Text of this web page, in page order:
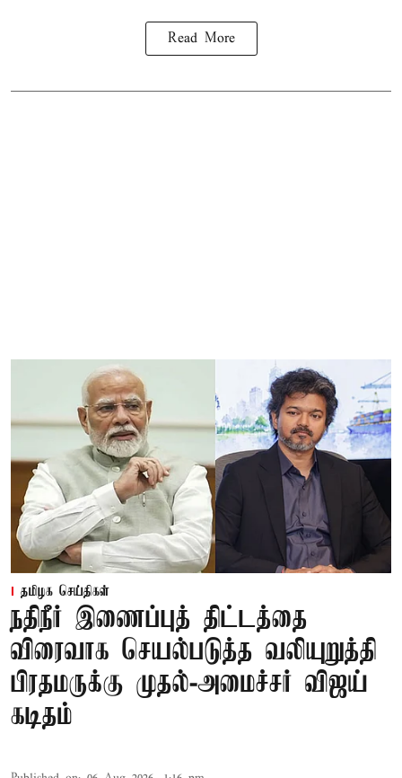
Read More
தமிழக செய்திகள்
நதிநீர் இணைப்புத் திட்டத்தை
விரைவாக செயல்படுத்த வலியுறுத்தி
பிரதமருக்கு முதல்-அமைச்சர் விஜய்
கடிதம்